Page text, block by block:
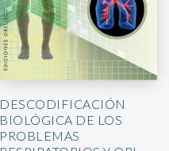
DESCODIFICACIÓN
BIOLÓGICA DE LOS
PROBLEMAS